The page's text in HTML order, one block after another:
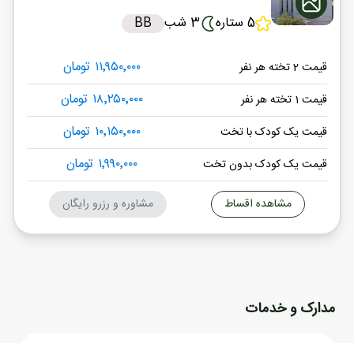
5 ستاره
3 شب BB
قیمت 2 تخته هر نفر ۱۱٬۹۵۰٬۰۰۰ تومان
قیمت 1 تخته هر نفر ۱۸٬۲۵۰٬۰۰۰ تومان
قیمت یک کودک با تخت ۱۰٬۱۵۰٬۰۰۰ تومان
قیمت یک کودک بدون تخت ۱٬۹۹۰٬۰۰۰ تومان
مشاهده اقساط مشاوره و رزرو رایگان
مدارک و خدمات